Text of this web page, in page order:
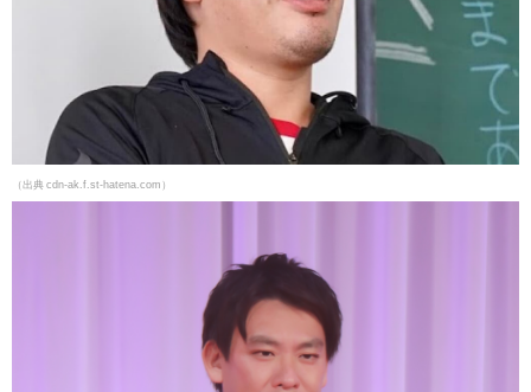
（出典 cdn-ak.f.st-hatena.com）